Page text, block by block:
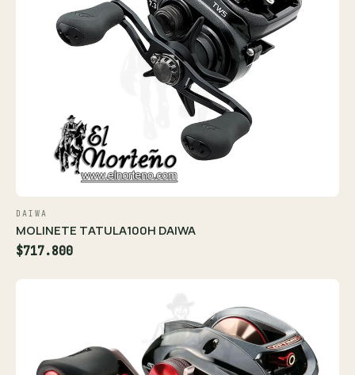
DAIWA
MOLINETE TATULA100H DAIWA
$717.800